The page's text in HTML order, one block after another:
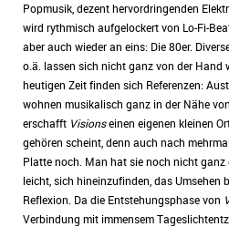
Popmusik, dezent hervordringenden
wird rythmisch aufgelockert von Lo-Fi-
aber auch wieder an eins: Die 80er.
o.ä. lassen sich nicht ganz von der Hand
heutigen Zeit finden sich Referenzen:
wohnen musikalisch ganz in der Nähe
erschafft Visionseinen eigenen kleinen
gehören scheint, denn auch nach
Platte noch. Man hat sie noch nicht ganz
leicht, sich hineinzufinden, das Umsehen
Reflexion. Da die Entstehungsphase von
Verbindung mit immensem